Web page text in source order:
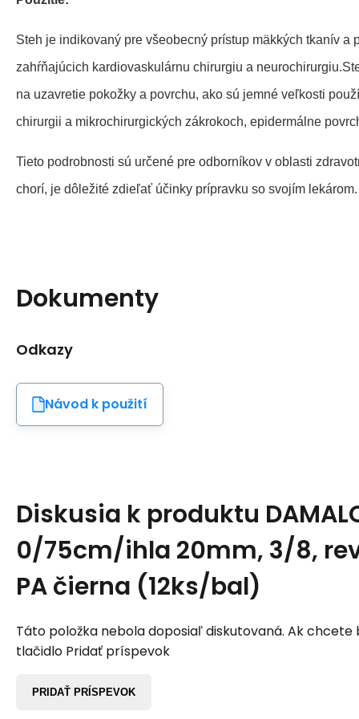
Steh je indikovaný pre všeobecný prístup mäkkých tkanív a
zahŕňajúcich kardiovaskulárnu chirurgiu a
na uzavretie pokožky a povrchu, ako sú jemné veľkosti
chirurgii a mikrochirurgických zákrokoch, epidermálne
Tieto podrobnosti sú určené pre odborníkov v oblasti
chorí, je dôležité zdieľať účinky prípravku so svojím lekárom.
Dokumenty
Odkazy
Návod k použití
Diskusia k produktu
0/75cm/ihla 20mm, 3/8,
PA čierna (12ks/bal)
Táto položka nebola doposiaľ diskutovaná. Ak chcete
tlačidlo Pridať príspevok
PRIDAŤ PRÍSPEVOK